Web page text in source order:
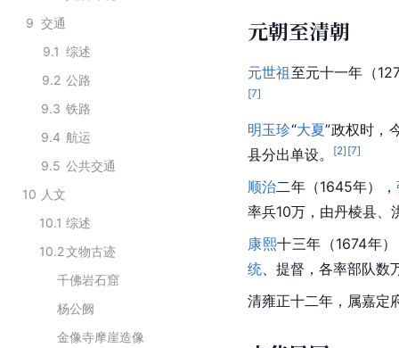
9 交通
9.1 综述
9.2 公路
9.3 铁路
9.4 航运
9.5 公共交通
10 人文
10.1 综述
10.2文物古迹
千佛岩石窟
杨公阙
金像寺摩崖造像
元朝至清朝
元世祖至元十一年（
[7]
明玉珍“大夏”政权时，
县分出单设。
[2] [7]
顺治二年（1645年），
率兵10万，由丹棱县、
康熙十三年（1674年
统、提督，各率部队数
清雍正十二年，属嘉定